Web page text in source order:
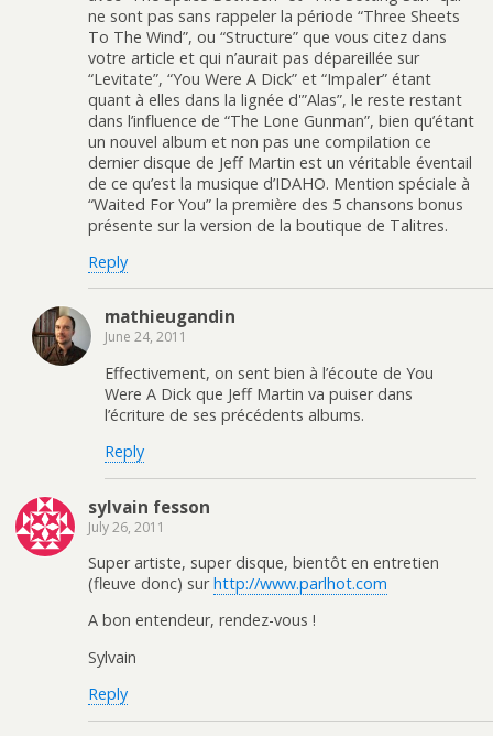
ne sont pas sans rappeler la période “Three Sheets
To The Wind”, ou “Structure” que vous citez dans
votre article et qui n’aurait pas dépareillée sur
“Levitate”, “You Were A Dick” et “Impaler” étant
quant à elles dans la lignée d'”Alas”, le reste restant
dans l’influence de “The Lone Gunman”, bien qu’étant
un nouvel album et non pas une compilation ce
dernier disque de Jeff Martin est un véritable éventail
de ce qu’est la musique d’IDAHO. Mention spéciale à
“Waited For You” la première des 5 chansons bonus
présente sur la version de la boutique de Talitres.
Reply
mathieugandin
June 24, 2011
Effectivement, on sent bien à l’écoute de You
Were A Dick que Jeff Martin va puiser dans
l’écriture de ses précédents albums.
Reply
sylvain fesson
July 26, 2011
Super artiste, super disque, bientôt en entretien
(fleuve donc) surhttp://www.parlhot.com
A bon entendeur, rendez-vous !
Sylvain
Reply